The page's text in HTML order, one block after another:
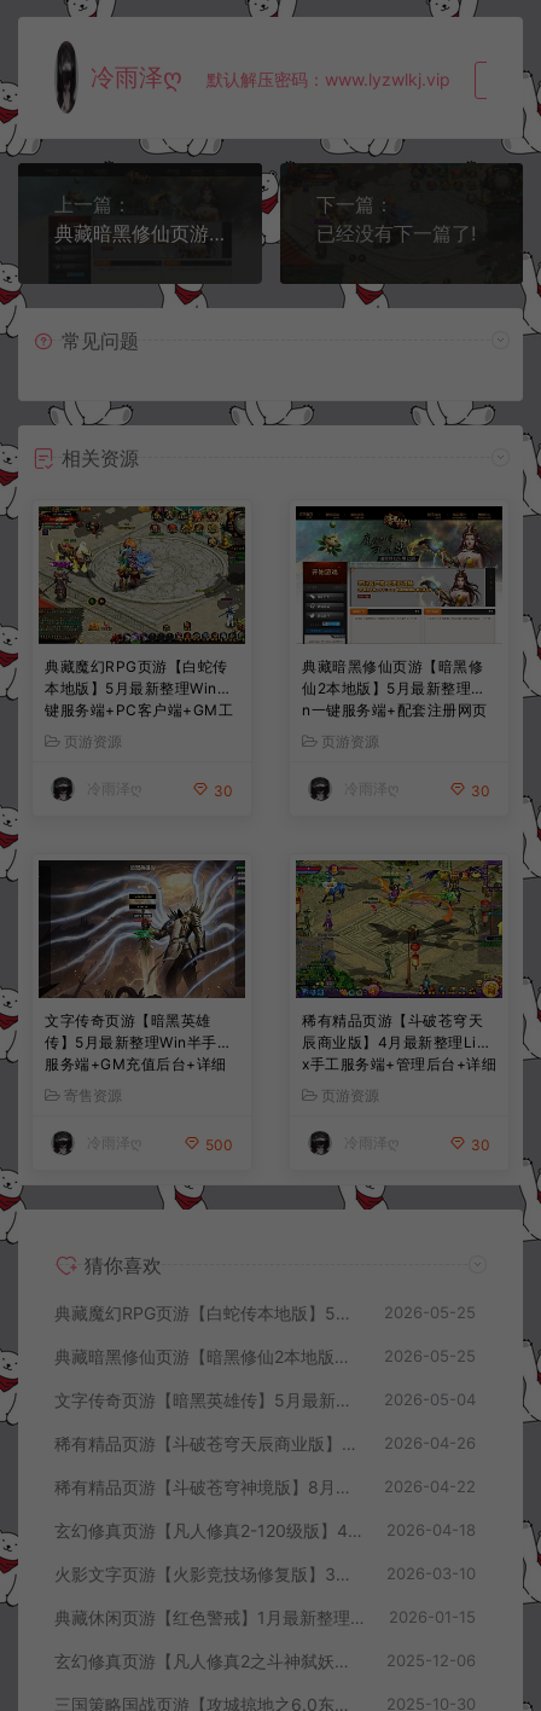
冷雨泽ღ 默认解压密码：www.lyzwlkj.vip 复
上一篇：
典藏暗黑修仙页游【暗黑修仙2本地版】5月最新整理Win一键服务端+配套注册网页+GM工具+PC客户端+详细搭建教程
下一篇：
已经没有下一篇了!
常见问题
相关资源
典藏魔幻RPG页游【白蛇传
本地版】5月最新整理Win一
键服务端+PC客户端+GM工
具+详细搭建教程
页游资源
冷雨泽ღ 30
典藏暗黑修仙页游【暗黑修
仙2本地版】5月最新整理Wi
n一键服务端+配套注册网页
+GM工具+PC客户端+详细
搭建教程
页游资源
冷雨泽ღ 30
文字传奇页游【暗黑英雄
传】5月最新整理Win半手工
服务端+GM充值后台+详细
搭建教程
寄售资源
冷雨泽ღ 500
稀有精品页游【斗破苍穹天
辰商业版】4月最新整理Linu
x手工服务端+管理后台+详细
外网搭建教程
页游资源
冷雨泽ღ 30
猜你喜欢
典藏魔幻RPG页游【白蛇传本地版】5月最新整理Win一键服务端+PC客户端+GM工具+详细搭建教程 2026-05-25
典藏暗黑修仙页游【暗黑修仙2本地版】5月最新整理Win一键服务端+配套注册网页+GM工具+PC客户端+详细搭建教程 2026-05-25
文字传奇页游【暗黑英雄传】5月最新整理Win半手工服务端+GM充值后台+详细搭建教程 2026-05-04
稀有精品页游【斗破苍穹天辰商业版】4月最新整理Linux手工服务端+管理后台+详细外网搭建教程 2026-04-26
稀有精品页游【斗破苍穹神境版】8月最新整理Linux手工服务端+管理后台+详细外网搭建教程 2026-04-22
玄幻修真页游【凡人修真2-120级版】4月最新整理Win一键服务端+GM工具+详细搭建教程 2026-04-18
火影文字页游【火影竞技场修复版】3月最新整理Linux手工服务端+Win一键服务端+管理后台+详细搭建教程 2026-03-10
典藏休闲页游【红色警戒】1月最新整理Linux手工服务端+Win一键服务端+解压即玩+简易安卓客户端+详细搭建教程 2026-01-15
玄幻修真页游【凡人修真2之斗神弑妖】12月最新整理Win一键服务端+GM工具+详细搭建教程 2025-12-06
三国策略国战页游【攻城掠地之6.0东吴大帝版】10月最新整理Win一键服务端+管理后台+详细外网搭建教程 2025-10-30